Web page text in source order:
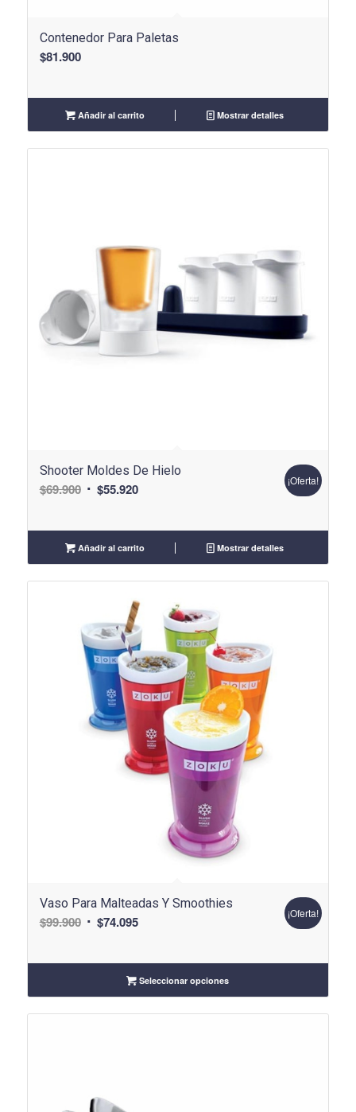
Contenedor Para Paletas
$81.900
Añadir al carrito Mostrar detalles
Shooter Moldes De Hielo
$69.900 El
era:
$69.900.
$55.920El
es:
$55.920.
¡Oferta!
Añadir al carrito Mostrar detalles
Vaso Para Malteadas Y Smoothies
$99.900 El
$99.900.
$74.095El
es:
$74.095.
¡Oferta!
Seleccionar opciones